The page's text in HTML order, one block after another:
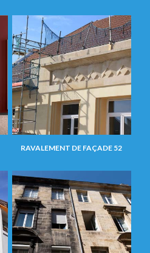
RAVALEMENT DE FAÇADE 52